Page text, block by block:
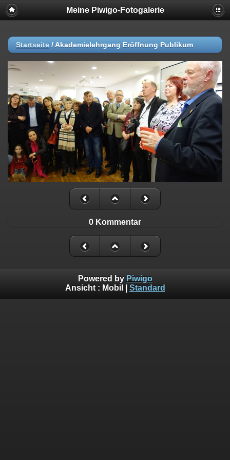
Meine Piwigo-Fotogalerie
Startseite / Akademielehrgang Eröffnung Publikum
0 Kommentar
Powered by Piwigo
Ansicht : Mobil Standard